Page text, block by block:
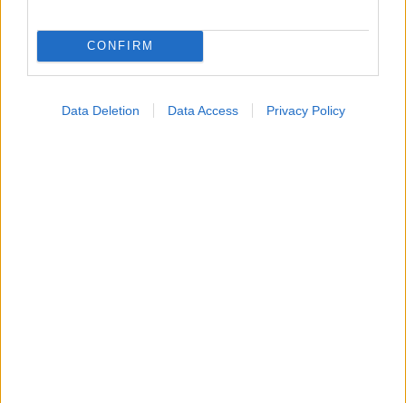
CONFIRM
Data Deletion Data Access Privacy Policy
Κατάλογοι Υγείας
Εύρεση Ιατρού
Εφημερίες Φαρμακείων